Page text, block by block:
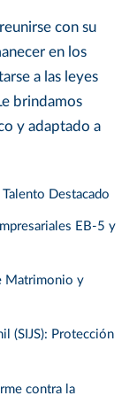
con su
en los
a las leyes
brindamos
y adaptado a
Destacado
EB-5 y
Matrimonio y
(SIJS): Protección
contra la